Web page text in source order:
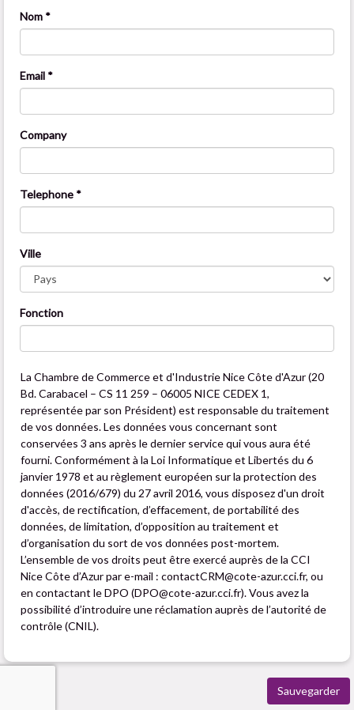
Nom *
Email *
Company
Telephone *
Ville
Fonction
La Chambre de Commerce et d'Industrie Nice Côte d'Azur (20
Bd. Carabacel – CS 11 259 – 06005 NICE CEDEX 1,
représentée par son Président) est responsable du traitement
de vos données. Les données vous concernant sont
conservées 3 ans après le dernier service qui vous aura été
fourni. Conformément à la Loi Informatique et Libertés du 6
janvier 1978 et au règlement européen sur la protection des
données (2016/679) du 27 avril 2016, vous disposez d'un droit
d'accès, de rectification, d’effacement, de portabilité des
données, de limitation, d’opposition au traitement et
d’organisation du sort de vos données post-mortem.
L’ensemble de vos droits peut être exercé auprès de la CCI
Nice Côte d’Azur par e-mail : contactCRM@cote-azur.cci.fr, ou
en contactant le DPO (DPO@cote-azur.cci.fr). Vous avez la
possibilité d’introduire une réclamation auprès de l’autorité de
contrôle (CNIL).
Sauvegarder